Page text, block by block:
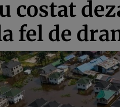
costat
fel de